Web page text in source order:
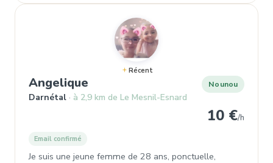
Récent
Angelique , Nounou à Darnétal
Darnétal à 2,9 km de Le Mesnil-Esnard
Nounou
10 €/h
Email confirmé
Je suis une jeune femme de 28 ans, ponctuelle,